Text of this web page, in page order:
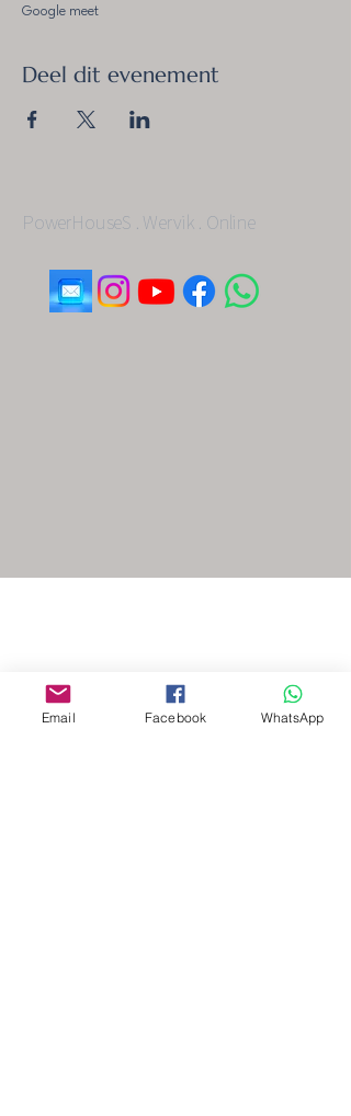
Google meet
Deel dit evenement
PowerHouseS . Wervik . Online
Email Facebook WhatsApp